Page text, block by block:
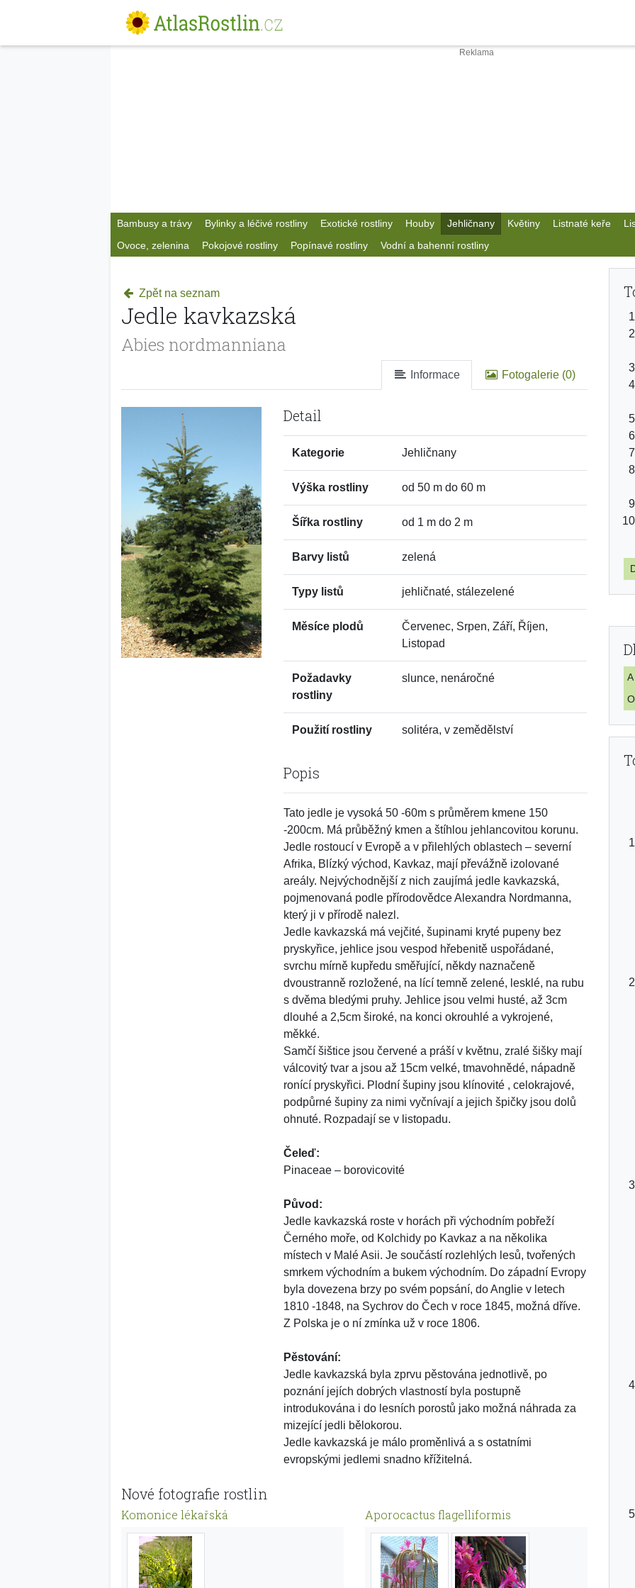
Bambusy a trávy Bylinky a léčivé rostliny Exotické rostliny Houby Jehličnany Květiny Listnaté keře
Ovoce, zelenina
Pokojové rostliny Popínavé rostliny Vodní a bahenní rostliny
Zpět na seznam
Jedle kavkazská
Abies nordmanniana
Informace Fotogalerie (0)
Detail
Kategorie Jehličnany
Výška rostliny od 50 m do 60 m
Šířka rostliny od 1 m do 2 m
Barvy listů zelená
Typy listů jehličnaté, stálezelené
Měsíce plodů
Červenec, Srpen, Září, Říjen,
Listopad
Požadavky
rostliny
slunce, nenáročné
Použití rostliny solitéra, v zemědělství
Popis
Tato jedle je vysoká 50 -60m s průměrem kmene 150
-200cm. Má průběžný kmen a štíhlou jehlancovitou korunu.
Jedle rostoucí v Evropě a v přilehlých oblastech – severní
Afrika, Blízký východ, Kavkaz, mají převážně izolované
areály. Nejvýchodnější z nich zaujímá jedle kavkazská,
pojmenovaná podle přírodovědce Alexandra Nordmanna,
který ji v přírodě nalezl.
Jedle kavkazská má vejčité, šupinami kryté pupeny bez
pryskyřice, jehlice jsou vespod hřebenitě uspořádané,
svrchu mírně kupředu směřující, někdy naznačeně
dvoustranně rozložené, na lící temně zelené, lesklé, na rubu
s dvěma bledými pruhy. Jehlice jsou velmi husté, až 3cm
dlouhé a 2,5cm široké, na konci okrouhlé a vykrojené,
měkké.
Samčí šištice jsou červené a práší v květnu, zralé šišky mají
válcovitý tvar a jsou až 15cm velké, tmavohnědé, nápadně
ronící pryskyřici. Plodní šupiny jsou klínovité , celokrajové,
podpůrné šupiny za nimi vyčnívají a jejich špičky jsou dolů
ohnuté. Rozpadají se v listopadu.
Čeleď:
Pinaceae – borovicovité
Původ:
Jedle kavkazská roste v horách při východním pobřeží
Černého moře, od Kolchidy po Kavkaz a na několika
místech v Malé Asii. Je součástí rozlehlých lesů, tvořených
smrkem východním a bukem východním. Do západní Evropy
byla dovezena brzy po svém popsání, do Anglie v letech
1810 -1848, na Sychrov do Čech v roce 1845, možná dříve.
Z Polska je o ní zmínka už v roce 1806.
Pěstování:
Jedle kavkazská byla zprvu pěstována jednotlivě, po
poznání jejích dobrých vlastností byla postupně
introdukována i do lesních porostů jako možná náhrada za
mizející jedli bělokorou.
Jedle kavkazská je málo proměnlivá a s ostatními
evropskými jedlemi snadno křížitelná.
Nové fotografie rostlin
Komonice lékařská Aporocactus flagelliformis
A
O